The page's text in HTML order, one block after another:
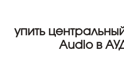
упить
Audio в